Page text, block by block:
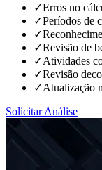
✓Erros no
✓Períodos de
✓
✓Revisão de
✓Atividades
✓Revisão
✓Atualização
Solicitar Análise